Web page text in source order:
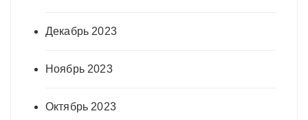
Декабрь 2023
Ноябрь 2023
Октябрь 2023